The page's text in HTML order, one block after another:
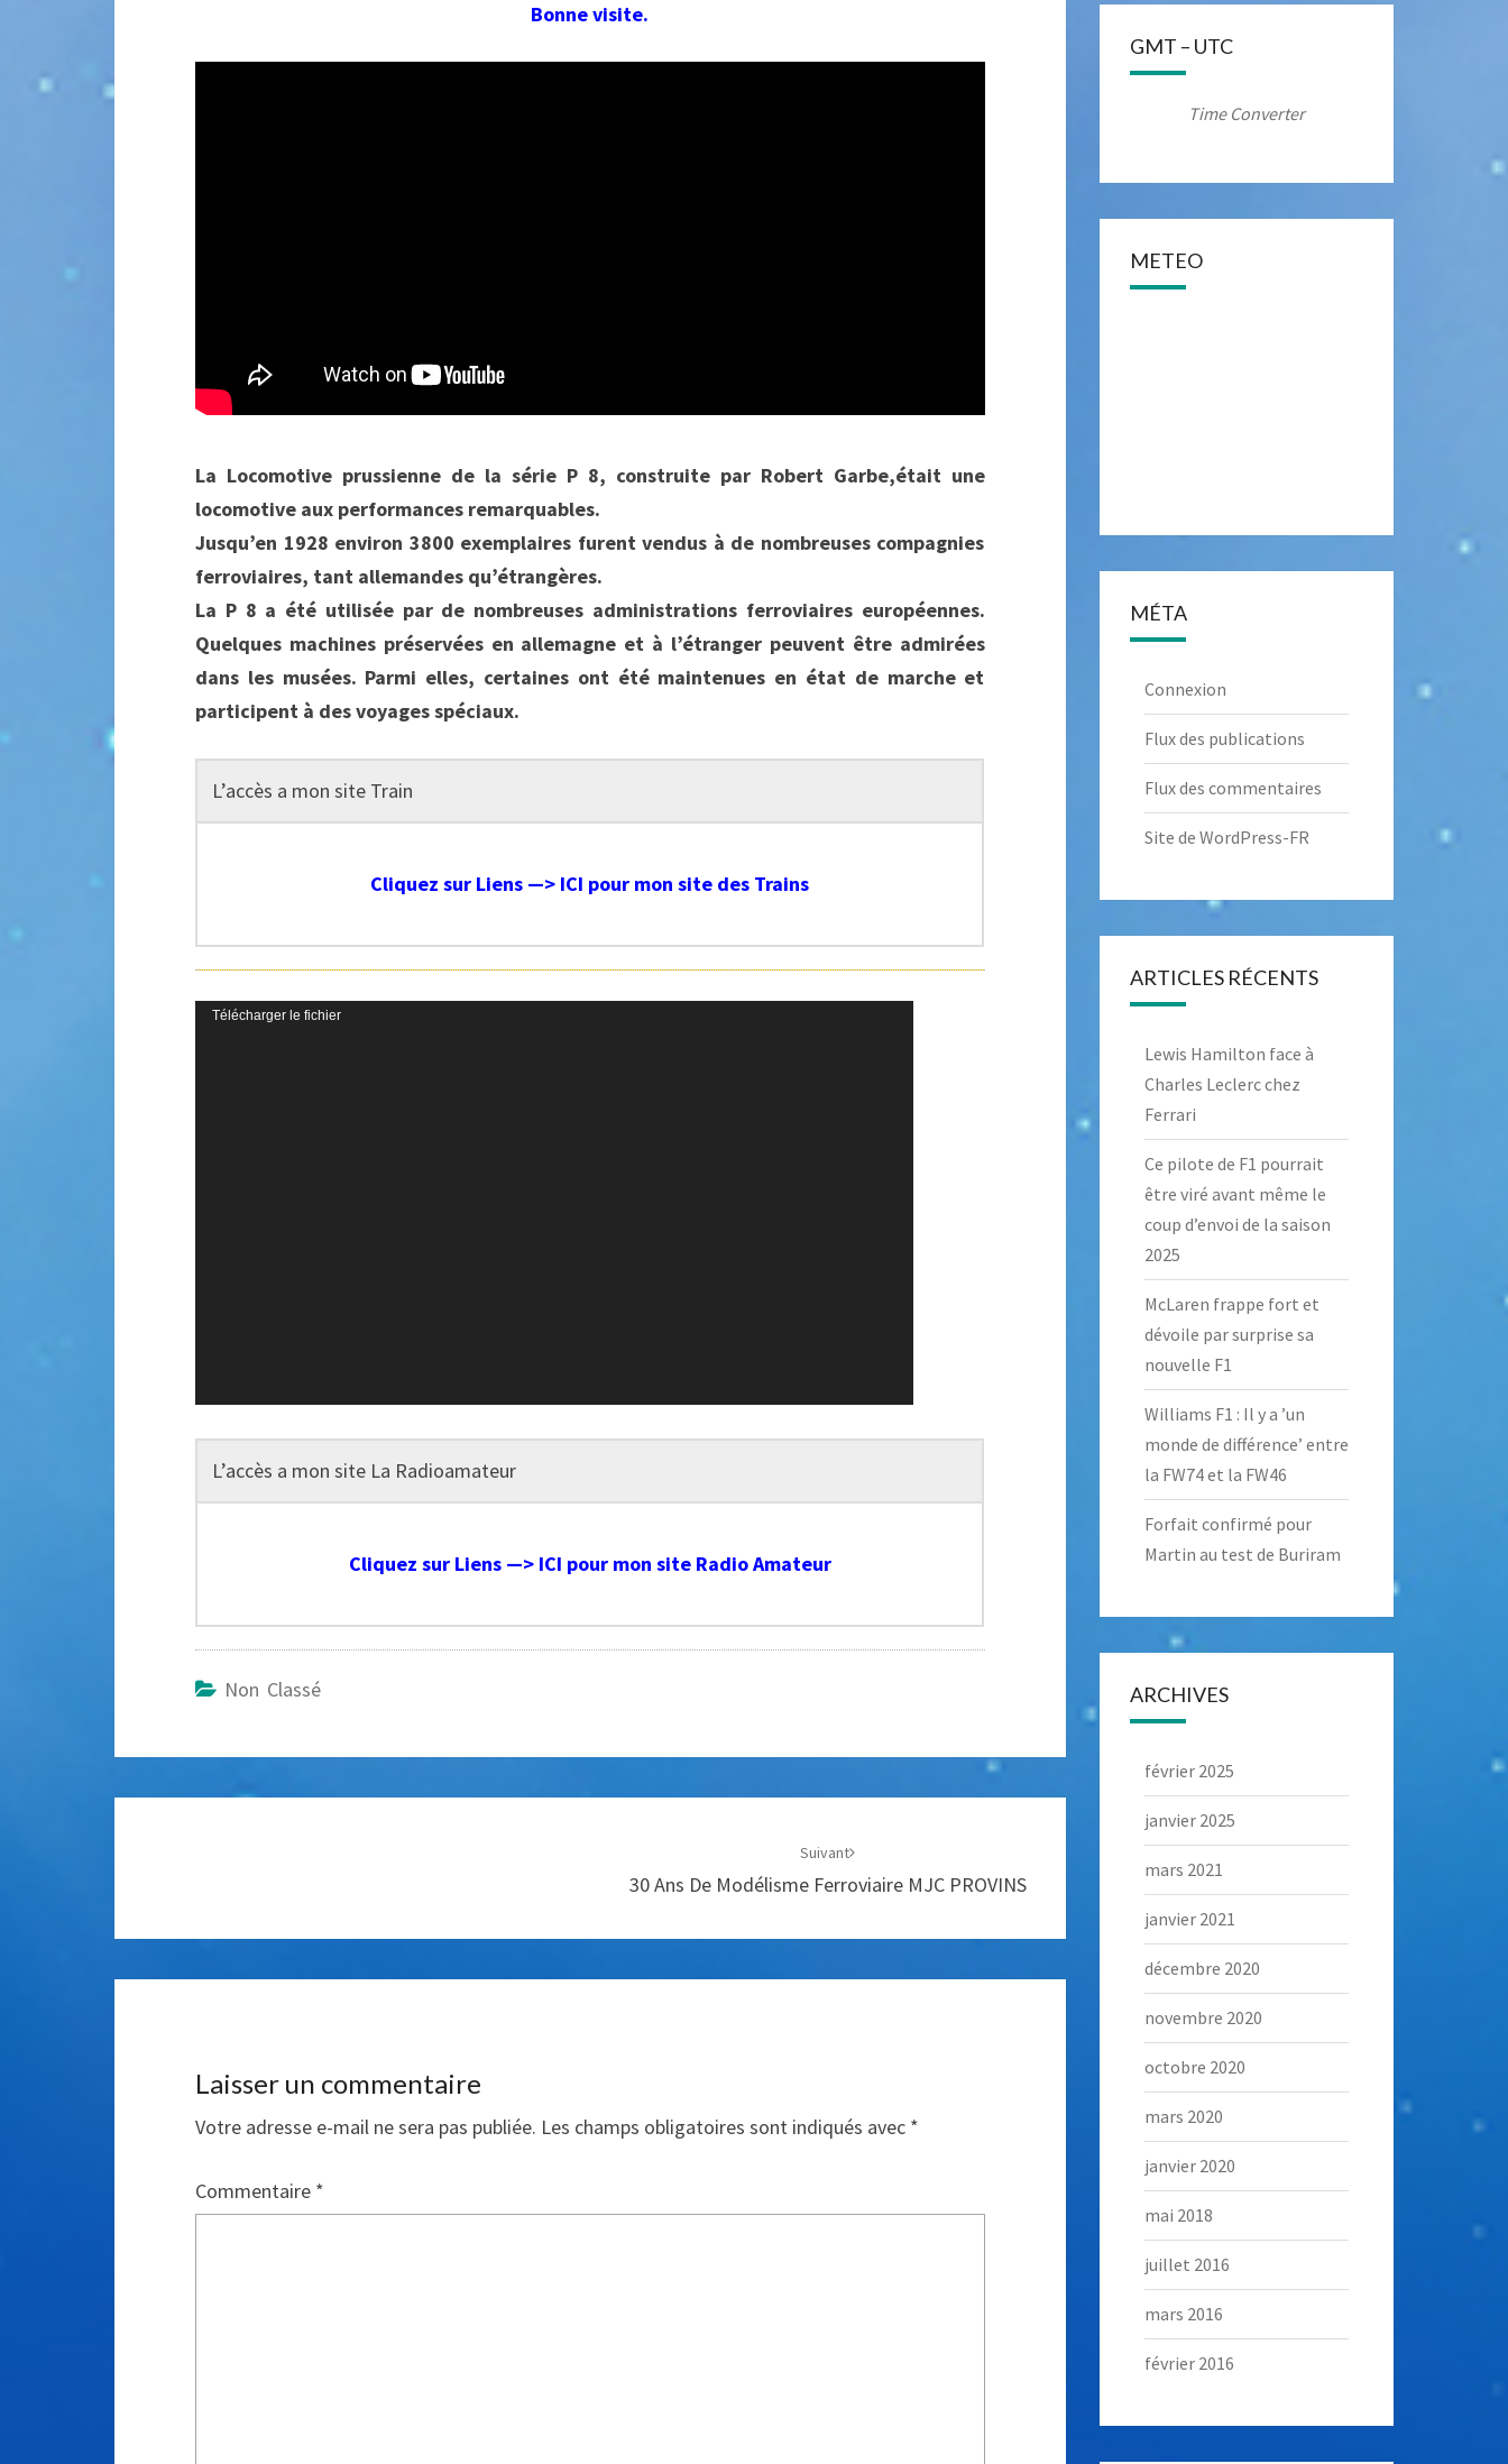
R
U
D
E
O
N
4
C
Bonne visite.
La Locomotive prussienne de la série P 8, construite par Robert Garbe,était une
locomotive aux performances remarquables.
Jusqu’en 1928 environ 3800 exemplaires furent vendus à de nombreuses compagnies
ferroviaires, tant allemandes qu’étrangères.
La P 8 a été utilisée par de nombreuses administrations ferroviaires européennes.
Quelques machines préservées en allemagne et à l’étranger peuvent être admirées
dans les musées. Parmi elles, certaines ont été maintenues en état de marche et
participent à des voyages spéciaux.
L’accès a mon site Train
Cliquez sur Liens —> ICI pour mon site des Trains
Lecteur
Télécharger le fichier
L’accès a mon site La Radioamateur
Cliquez sur Liens —> ICI pour mon site Radio Amateur
Non Classé
Suivant
30 Ans De Modélisme Ferroviaire MJC PROVINS
Laisser un commentaire
Votre adresse e-mail ne sera pas publiée. Les champs obligatoires sont indiqués avec *
Commentaire *
GMT – UTC
Time Converter
METEO
MÉTA
Connexion
Flux des publications
Flux des commentaires
Site de WordPress-FR
ARTICLES RÉCENTS
Lewis Hamilton face à
Charles Leclerc chez
Ferrari
Ce pilote de F1 pourrait
être viré avant même le
coup d’envoi de la saison
2025
McLaren frappe fort et
dévoile par surprise sa
nouvelle F1
Williams F1 : Il y a ’un
monde de différence’ entre
la FW74 et la FW46
Forfait confirmé pour
Martin au test de Buriram
ARCHIVES
février 2025
janvier 2025
mars 2021
janvier 2021
décembre 2020
novembre 2020
octobre 2020
mars 2020
janvier 2020
mai 2018
juillet 2016
mars 2016
février 2016